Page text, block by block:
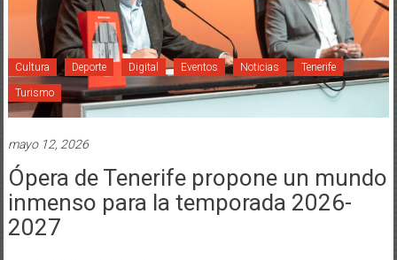
Cultura Deporte Digital Eventos Noticias Tenerife
Turismo
mayo 12, 2026
Ópera de Tenerife propone un mundo
inmenso para la temporada 2026-
2027